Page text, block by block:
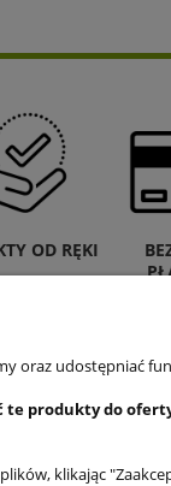
OD RĘKI
udostępniać
te produkty do
klikając